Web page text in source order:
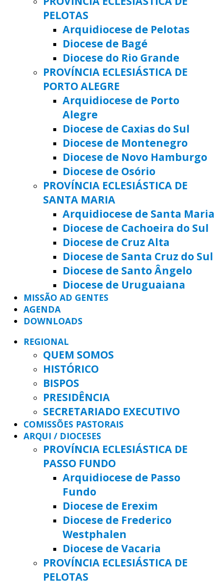
PELOTAS
Arquidiocese de Pelotas
Diocese de Bagé
Diocese do Rio Grande
PROVÍNCIA ECLESIÁSTICA DE
PORTO ALEGRE
Arquidiocese de Porto
Alegre
Diocese de Caxias do Sul
Diocese de Montenegro
Diocese de Novo Hamburgo
Diocese de Osório
PROVÍNCIA ECLESIÁSTICA DE
SANTA MARIA
Arquidiocese de Santa Maria
Diocese de Cachoeira do Sul
Diocese de Cruz Alta
Diocese de Santa Cruz do Sul
Diocese de Santo Ângelo
Diocese de Uruguaiana
MISSÃO AD GENTES
AGENDA
DOWNLOADS
REGIONAL
QUEM SOMOS
HISTÓRICO
BISPOS
PRESIDÊNCIA
SECRETARIADO EXECUTIVO
COMISSÕES PASTORAIS
ARQUI / DIOCESES
PROVÍNCIA ECLESIÁSTICA DE
PASSO FUNDO
Arquidiocese de Passo
Fundo
Diocese de Erexim
Diocese de Frederico
Westphalen
Diocese de Vacaria
PROVÍNCIA ECLESIÁSTICA DE
PELOTAS